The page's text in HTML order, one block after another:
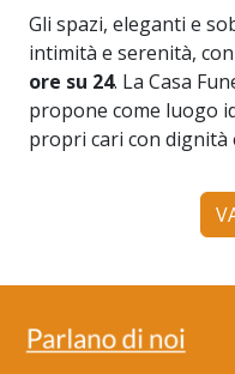
Gli spazi, eleganti e
intimità e serenità,
ore su 24. La Casa
propone come luogo
propri cari con dignità